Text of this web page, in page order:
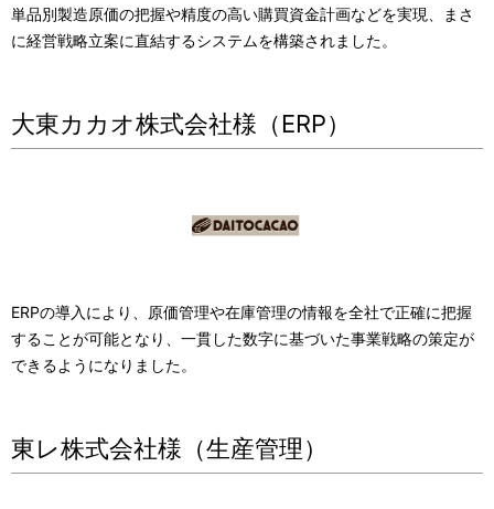
単品別製造原価の把握や精度の高い購買資金計画などを実現、まさ
に経営戦略立案に直結するシステムを構築されました。
大東カカオ株式会社様（ERP）
ERPの導入により、原価管理や在庫管理の情報を全社で正確に把握
することが可能となり、一貫した数字に基づいた事業戦略の策定が
できるようになりました。
東レ株式会社様（生産管理）